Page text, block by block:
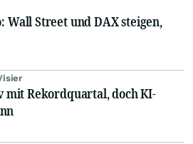
Wall Street und DAX steigen,
mit Rekordquartal, doch KI-